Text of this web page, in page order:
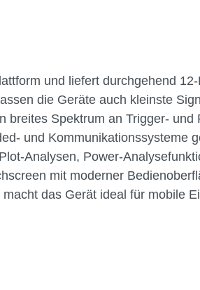
und liefert durchgehend
die Geräte auch kleinste
breites Spektrum an Trigger-
und
Analysen, Power-
mit moderner
das Gerät ideal für mobile